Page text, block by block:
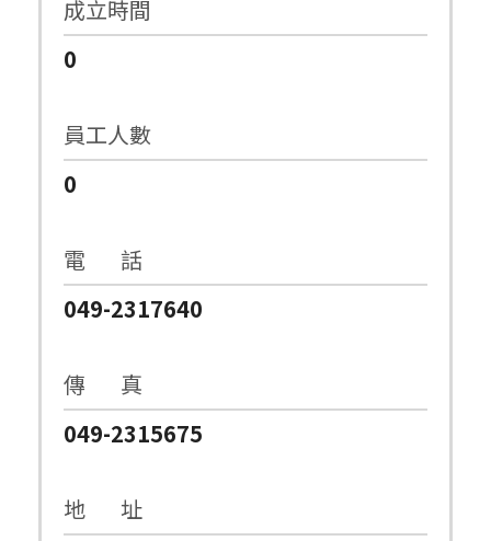
成立時間
0
員工人數
0
電 話
049-2317640
傳 真
049-2315675
地 址